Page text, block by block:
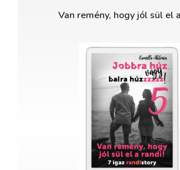
Van remény, hogy jól sül el